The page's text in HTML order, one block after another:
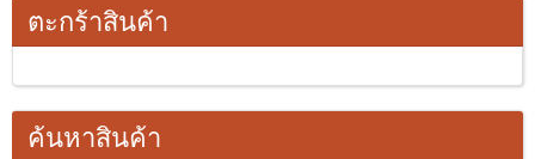
ตะกร้าสินค้า
ค้นหาสินค้า